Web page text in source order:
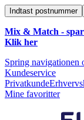
Indtast postnummer
Mix & Match -
Klik her
Spring navigationen
Kundeservice
Privatkunde
Mine favoritter